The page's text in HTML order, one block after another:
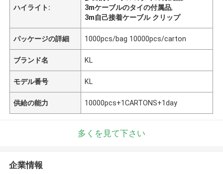
ハイライト:
3mケーブルのタイの付属品,
3m自己接着ケーブル クリップ
パッケージの詳細 1000pcs/bag 10000pcs/carton
ブランド名 KL
モデル番号 KL
供給の能力 10000pcs+1CARTONS+1day
多くを見て下さい
企業情報